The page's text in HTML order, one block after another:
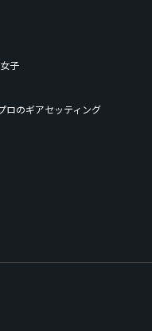
子
ロのギアセッティング